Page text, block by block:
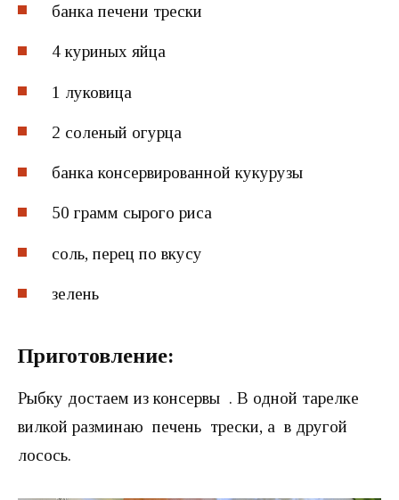
банка печени трески
4 куриных яйца
1 луковица
2 соленый огурца
банка консервированной кукурузы
50 грамм сырого риса
соль, перец по вкусу
зелень
Приготовление:
Рыбку достаем из консервы . В одной тарелке
вилкой разминаю печень трески, а в другой
лосось.